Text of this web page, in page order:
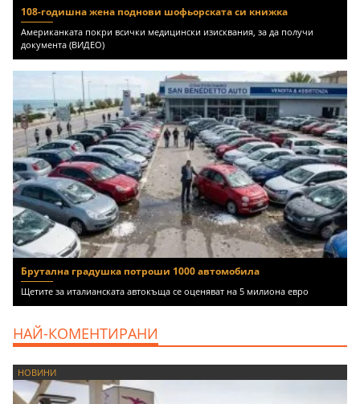
108-годишна жена поднови шофьорската си книжка
Американката покри всички медицински изисквания, за да получи
документа (ВИДЕО)
Брутална градушка потроши 1000 автомобила
Щетите за италианската автокъща се оценяват на 5 милиона евро
НАЙ-КОМЕНТИРАНИ
НОВИНИ